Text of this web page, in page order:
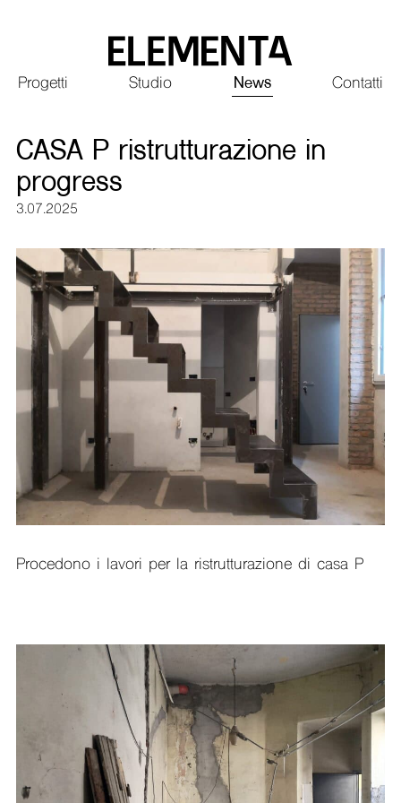
principal
Principale
Progetti Studio News Contatti
CASA P ristrutturazione in
progress
3.07.2025
Procedono i lavori per la ristrutturazione di casa P